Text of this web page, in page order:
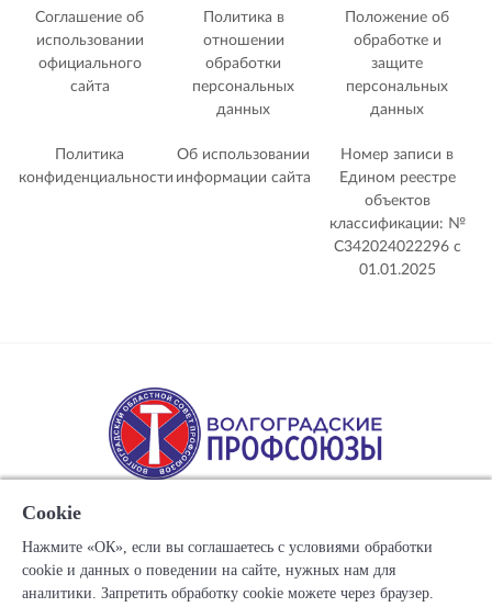
Соглашение об
использовании
официального
сайта
Политика в
отношении
обработки
персональных
данных
Положение об
обработке и
защите
персональных
данных
Политика
конфиденциальности
Об использовании
информации сайта
Номер записи в
Едином реестре
объектов
классификации: №
С342024022296 c
01.01.2025
Copyright © 1917-2025 Союз организаций профсоюзов
Cookie
Нажмите «ОК», если вы соглашаетесь с условиями обработки
cookie и данных о поведении на сайте, нужных нам для
аналитики. Запретить обработку cookie можете через браузер.